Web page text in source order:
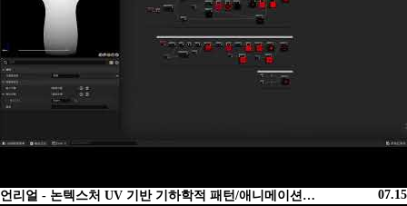
07.15
언리얼 - 논텍스처 UV 기반 기하학적 패턴/애니메이션…